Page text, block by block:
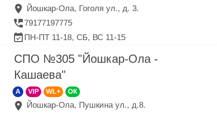
Йошкар-Ола, Гоголя ул., д. 3.
79177197775
ПН-ПТ 11-18, СБ, ВС 11-15
СПО №305 "Йошкар-Ола -
Кашаева"
A VIP WL+ ОК
Йошкар-Ола, Пушкина ул., д.8.